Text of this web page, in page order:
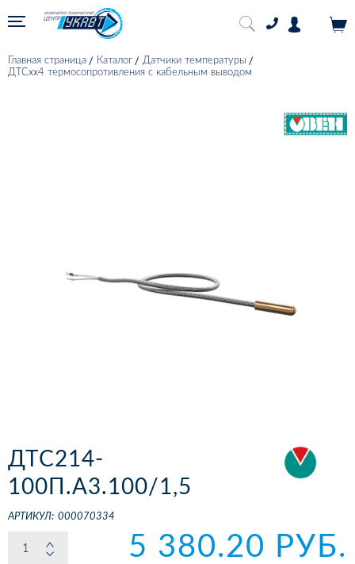
Главная страница Каталог
Датчики температуры
ДТСхх4 термосопротивления с кабельным выводом
ДТС214-
100П.А3.100/1,5
АРТИКУЛ: 000070334
5 380.20 РУБ.